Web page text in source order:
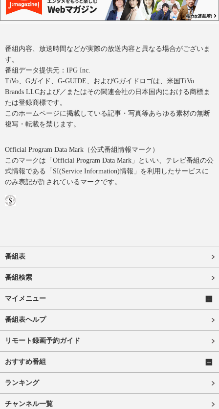
番組内容、放送時間などが実際の放送内容と異なる場合がございま
す。
番組データ提供元：IPG Inc.
TiVo、Gガイド、G-GUIDE、およびGガイドロゴは、米国TiVo
Brands LLCおよび／またはその関連会社の日本国内における商標ま
たは登録商標です。
このホームページに掲載している記事・写真等あらゆる素材の無断
複写・転載を禁じます。
Official Program Data Mark（公式番組情報マーク）
このマークは「Official Program Data Mark」といい、テレビ番組の公
式情報である「SI(Service Information)情報」を利用したサービスに
のみ表記が許されているマークです。
番組表
番組検索
マイメニュー
番組表ヘルプ
リモート録画予約ガイド
おすすめ番組
ランキング
チャンネル一覧